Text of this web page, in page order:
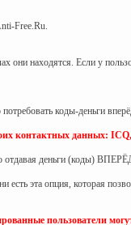
Free.Ru.
они находятся. Если у
коды-деньги
контактных данных:
отдавая деньги (коды)
эта опция, которая
пользователи